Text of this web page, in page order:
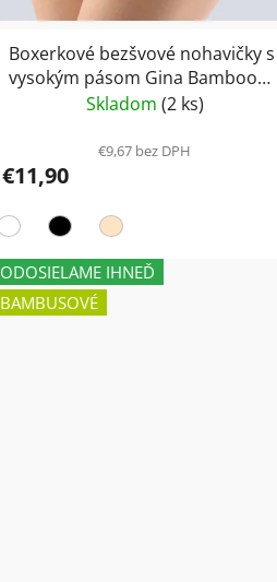
Boxerkové bezšvové nohavičky s
vysokým pásom Gina Bamboo
Skladom (2 ks)
€9,67 bez DPH
€11,90
ODOSIELAME IHNEĎ
BAMBUSOVÉ